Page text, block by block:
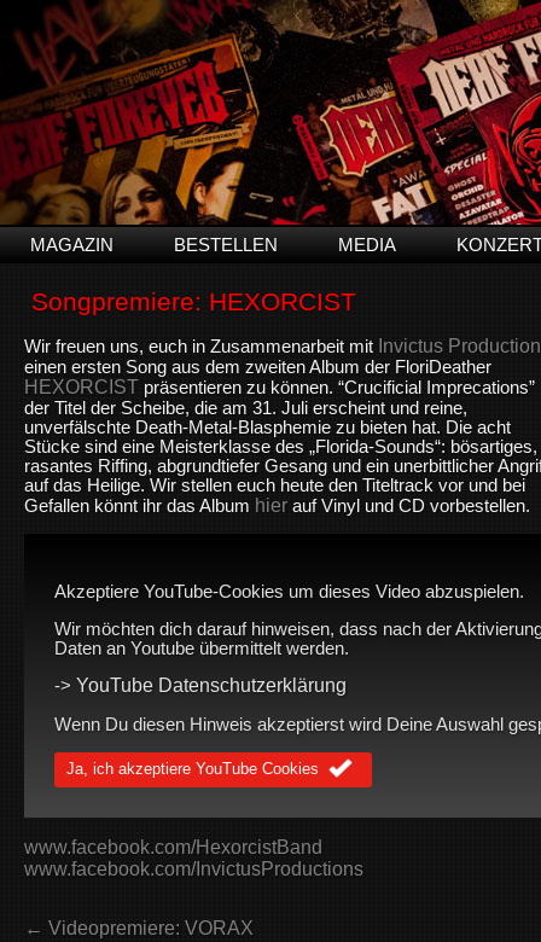
MAGAZIN BESTELLEN MEDIA
Songpremiere: HEXORCIST
Wir freuen uns, euch in Zusammenarbeit mit Invictus
einen ersten Song aus dem zweiten Album der FloriDeather
HEXORCIST präsentieren zu können. “Crucificial Imprecations”
der Titel der Scheibe, die am 31. Juli erscheint und reine,
unverfälschte Death-Metal-Blasphemie zu bieten hat. Die acht
Stücke sind eine Meisterklasse des „Florida-Sounds“: bösartiges,
rasantes Riffing, abgrundtiefer Gesang und ein unerbittlicher
auf das Heilige. Wir stellen euch heute den Titeltrack vor und bei
Gefallen könnt ihr das Album hier auf Vinyl und CD vorbestellen.
Akzeptiere YouTube-Cookies um dieses Video abzuspielen.
Wir möchten dich darauf hinweisen, dass nach der
Daten an Youtube übermittelt werden.
-> YouTube Datenschutzerklärung
Wenn Du diesen Hinweis akzeptierst wird Deine Auswahl
Ja, ich akzeptiere YouTube Cookies
www.facebook.com/HexorcistBand
www.facebook.com/InvictusProductions
← Videopremiere: VORAX